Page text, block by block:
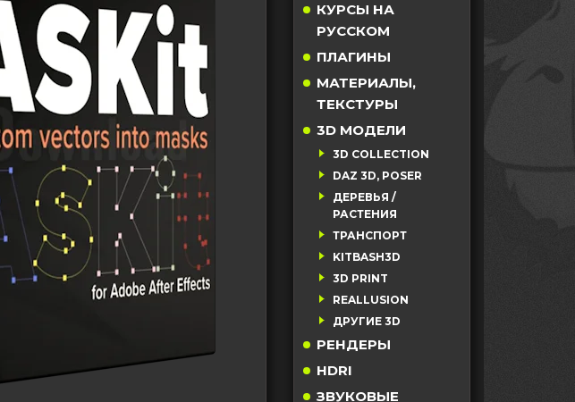
КУРСЫ НА
РУССКОМ
ПЛАГИНЫ
МАТЕРИАЛЫ,
ТЕКСТУРЫ
3D МОДЕЛИ
3D COLLECTION
DAZ 3D, POSER
ДЕРЕВЬЯ /
РАСТЕНИЯ
ТРАНСПОРТ
KITBASH3D
3D PRINT
REALLUSION
ДРУГИЕ 3D
РЕНДЕРЫ
HDRI
ЗВУКОВЫЕ